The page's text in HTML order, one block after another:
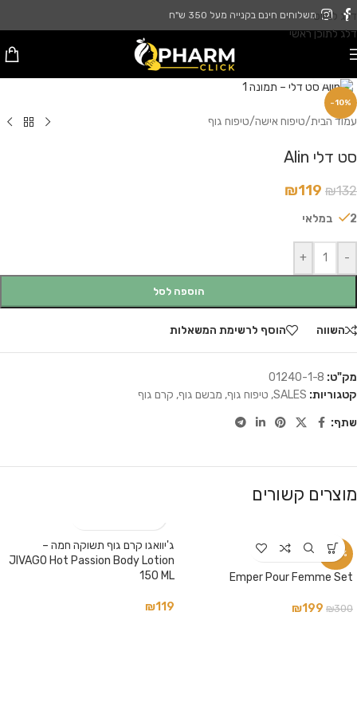
דלג לניווט
דלג לתוכן ראשי
משלוחים חינם בקנייה מעל 350 ש"ח
-10%
עמוד הבית/טיפוח אישה/טיפוח גוף
סט דלי Alin
₪132
₪119
2 במלאי
-
+
הוספה לסל
השווה הוסף לרשימת המשאלות
מק"ט: 01240-1-8
קטגוריות: SALES
, טיפוח גוף, מבשם גוף, קרם גוף
שתף:
מוצרים קשורים
-34%
Emper Pour Femme Set
₪300
₪199
ג'יוואגו קרם גוף תשוקה חמה –
JIVAGO Hot Passion Body Lotion
150 ML
₪119